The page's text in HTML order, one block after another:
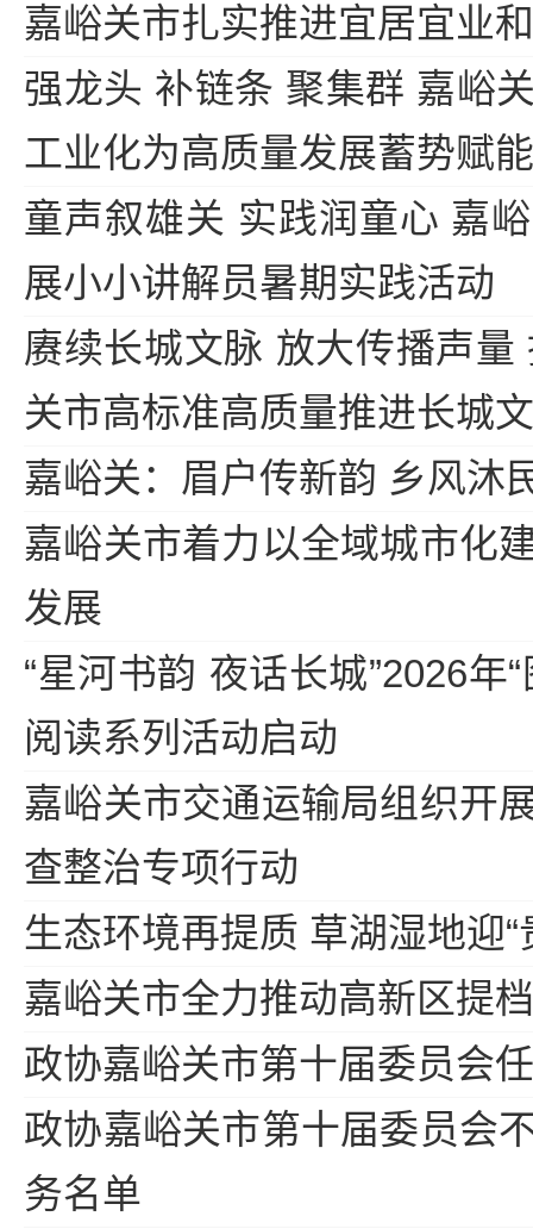
嘉峪关市扎实推进宜居宜业
强龙头 补链条 聚集群 嘉峪
工业化为高质量发展蓄势赋能
童声叙雄关 实践润童心 嘉
展小小讲解员暑期实践活动
赓续长城文脉 放大传播声量
关市高标准高质量推进长城
嘉峪关：眉户传新韵 乡风沐
嘉峪关市着力以全域城市化
发展
“星河书韵 夜话长城”2026年
阅读系列活动启动
嘉峪关市交通运输局组织开
查整治专项行动
生态环境再提质 草湖湿地迎“
嘉峪关市全力推动高新区提
政协嘉峪关市第十届委员会
政协嘉峪关市第十届委员会
务名单